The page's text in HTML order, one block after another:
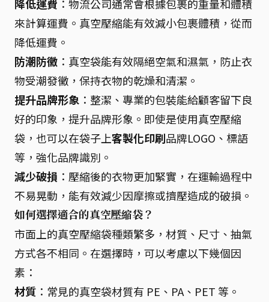
降低運費 ：物流公司通常會根據包裹的重量和體積
來計算運費。真空壓縮能有效減小包裹體積，從而
降低運費。
防潮防黴 ：真空袋能有效隔絕空氣和濕氣，防止衣
物受潮發黴，保持衣物的乾燥和清潔。
提升品牌形象 ：整潔、專業的包裝能給顧客留下良
好的印象，提升品牌形象。即使是使用真空壓縮
袋，也可以在袋子上客製化印刷品牌LOGO、標語
等，強化品牌識別。
減少破損 ：壓縮後的衣物更加緊實，在運輸過程中
不易晃動，能有效減少因摩擦或擠壓造成的破損。
如何選擇適合的真空壓縮袋？
市面上的真空壓縮袋種類繁多，材質、尺寸、抽氣
方式各不相同。在選擇時，可以考慮以下幾個因
素：
材質 ：常見的真空袋材質有 PE、PA、PET 等。